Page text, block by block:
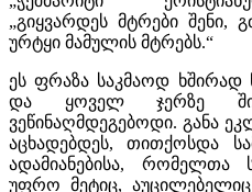
„გიყვარდეს მტრები
ურტყი მამულის მტრებს.“
ეს ფრაზა საკმაოდ ხშირად
და ყოველ ჯერზე
ვეწინაღმდეგებოდი. განა
აცხადებდეს, თითქოსდა
ადამიანებისა, რომელთა
უფრო მეტიც, აუცილებელიც